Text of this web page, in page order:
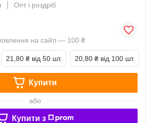
Опт і роздріб
на сайті — 100 ₴
21,80 ₴ від 50 шт. 20,80 ₴ від 100 шт.
Купити
або
Купити з